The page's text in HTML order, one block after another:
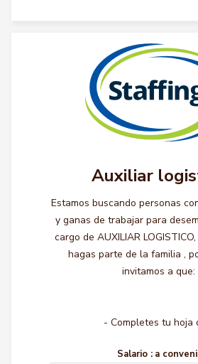
Auxiliar
Estamos buscando personas
y ganas de trabajar para
cargo de AUXILIAR
hagas parte de la familia ,
invitamos a que:
- Completes tu hoja
Salario : a